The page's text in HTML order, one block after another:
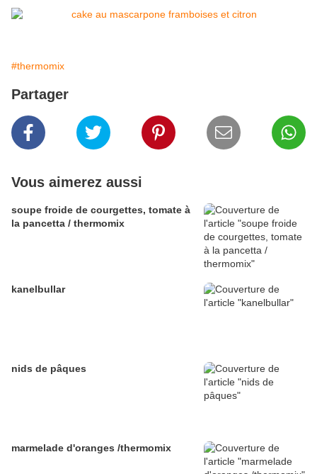
#thermomix
Partager
Vous aimerez aussi
soupe froide de courgettes, tomate à
la pancetta / thermomix
kanelbullar
nids de pâques
marmelade d'oranges /thermomix